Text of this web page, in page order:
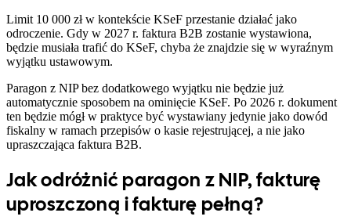
Limit 10 000 zł w kontekście KSeF przestanie działać jako
odroczenie. Gdy w 2027 r. faktura B2B zostanie wystawiona,
będzie musiała trafić do KSeF, chyba że znajdzie się w wyraźnym
wyjątku ustawowym.
Paragon z NIP bez dodatkowego wyjątku nie będzie już
automatycznie sposobem na ominięcie KSeF. Po 2026 r. dokument
ten będzie mógł w praktyce być wystawiany jedynie jako dowód
fiskalny w ramach przepisów o kasie rejestrującej, a nie jako
upraszczająca faktura B2B.
Jak odróżnić paragon z NIP, fakturę
uproszczoną i fakturę pełną?